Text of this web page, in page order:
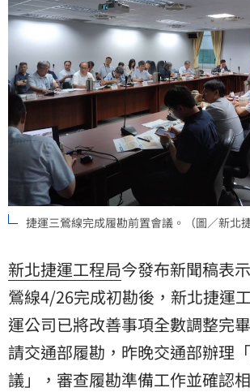
捷運三鶯線完成履勘前置會議。（圖／新北
新北捷運工程局今發布新聞稿表
鶯線4/26完成初勘後，新北捷運
運公司已將改善事項全數調整完
請交通部履勘，昨晚交通部辦理
議」，審查履勘準備工作並確認